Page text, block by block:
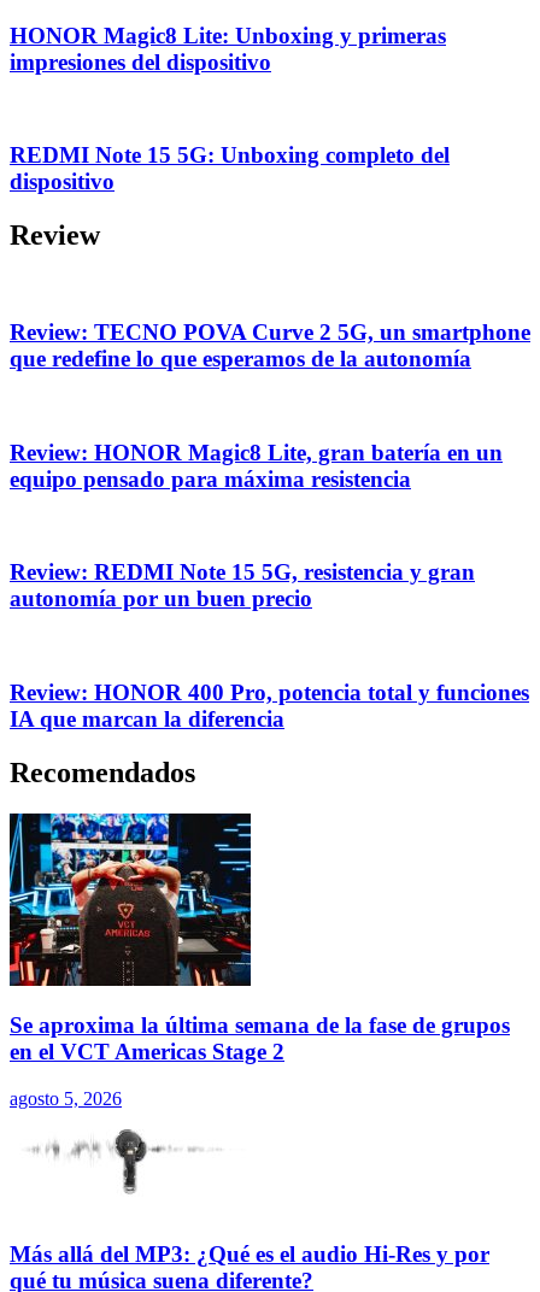
HONOR Magic8 Lite: Unboxing y primeras
impresiones del dispositivo
REDMI Note 15 5G: Unboxing completo del
dispositivo
Review
Review: TECNO POVA Curve 2 5G, un smartphone
que redefine lo que esperamos de la autonomía
Review: HONOR Magic8 Lite, gran batería en un
equipo pensado para máxima resistencia
Review: REDMI Note 15 5G, resistencia y gran
autonomía por un buen precio
Review: HONOR 400 Pro, potencia total y funciones
IA que marcan la diferencia
Recomendados
Se aproxima la última semana de la fase de grupos
en el VCT Americas Stage 2
agosto 5, 2026
Más allá del MP3: ¿Qué es el audio Hi-Res y por
qué tu música suena diferente?